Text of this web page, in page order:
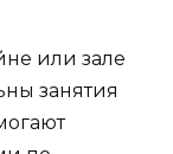
или зале
занятия